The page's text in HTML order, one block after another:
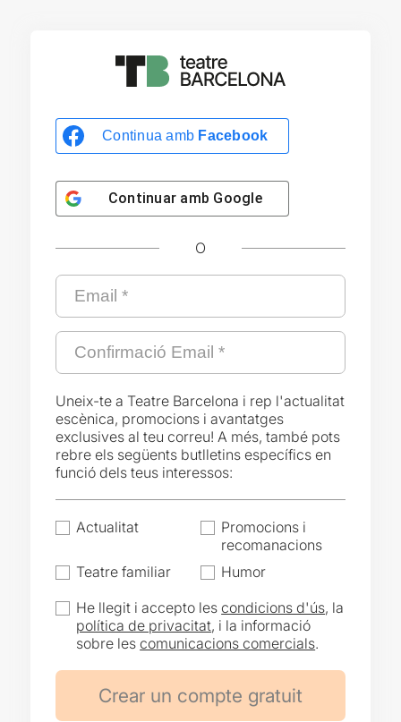
Continua amb Facebook
Continuar amb Google
O
Uneix-te a Teatre Barcelona i rep l'actualitat
escènica, promocions i avantatges
exclusives al teu correu! A més, també pots
rebre els següents butlletins específics en
funció dels teus interessos:
Actualitat
Promocions i
recomanacions
Teatre familiar
Humor
He llegit i accepto lescondicions d'ús, la
política de privacitat, i la informació
sobre lescomunicacions comercials.